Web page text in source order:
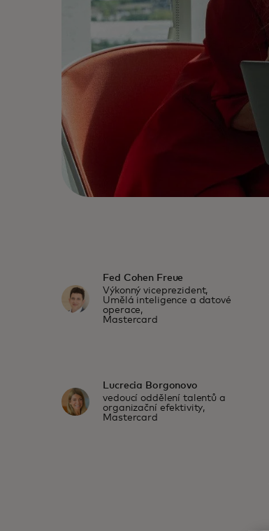
Fed Cohen Freue
Výkonný viceprezident,
Umělá inteligence a datové
operace,
Mastercard
Lucrecia Borgonovo
vedoucí oddělení talentů a
organizační efektivity,
Mastercard